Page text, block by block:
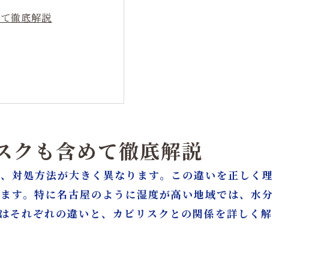
徹底解説
理由
おくべきポイント
クも含めて徹底解説
対処方法が大きく異なります。この違いを正しく理
す。特に名古屋のように湿度が高い地域では、水分
それぞれの違いと、カビリスクとの関係を詳しく解